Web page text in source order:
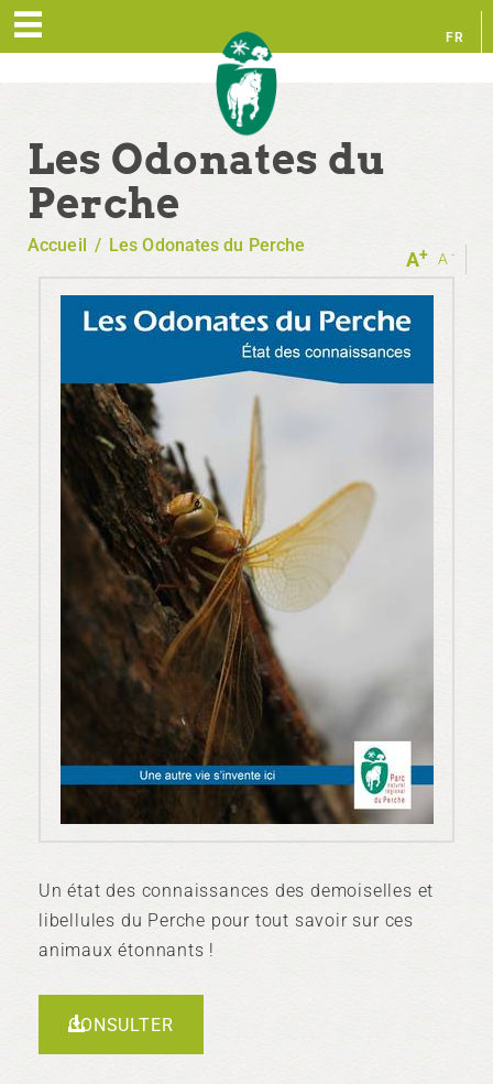
FR
Les Odonates du
Perche
-
A
+
A
Accueil / Les Odonates du Perche
Un état des connaissances des demoiselles et
libellules du Perche pour tout savoir sur ces
animaux étonnants !
CONSULTER